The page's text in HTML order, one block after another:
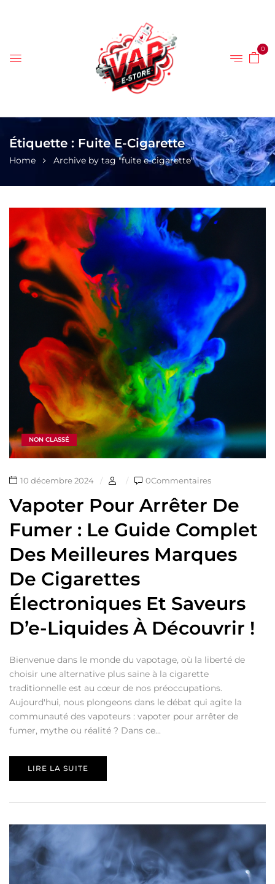
0
Étiquette : Fuite E-Cigarette
Home Archive by tag "fuite e-cigarette"
NON CLASSÉ
10 décembre 2024 0Commentaires
Vapoter Pour Arrêter De
Fumer : Le Guide Complet
Des Meilleures Marques
De Cigarettes
Électroniques Et Saveurs
D’e-Liquides À Découvrir !
Bienvenue dans le monde du vapotage, où la liberté de
choisir une alternative plus saine à la cigarette
traditionnelle est au cœur de nos préoccupations.
Aujourd'hui, nous plongeons dans le débat qui agite la
communauté des vapoteurs : vapoter pour arrêter de
fumer, mythe ou réalité ? Dans ce...
LIRE LA SUITE